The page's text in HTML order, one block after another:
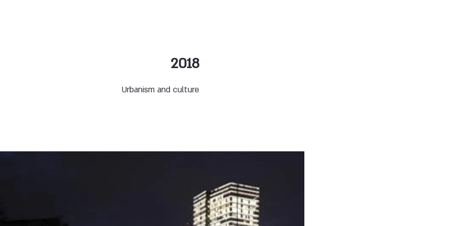
2018
Urbanism and culture